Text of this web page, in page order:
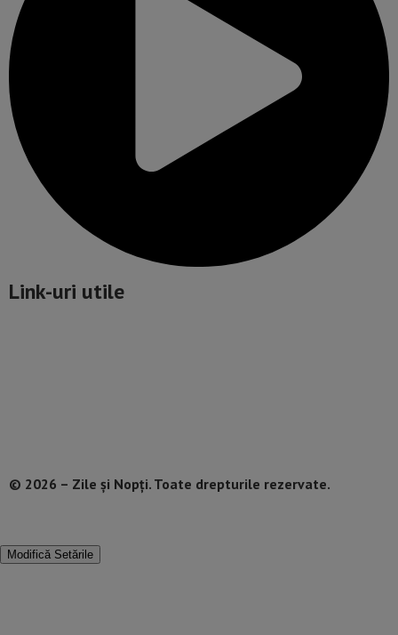
Link-uri utile
© 2026 – Zile și Nopți. Toate drepturile rezervate.
Modifică Setările